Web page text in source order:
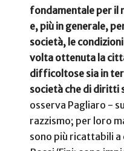
fondamentale per il
e, più in generale,
società, le
volta ottenuta la
difficoltose sia in
società che di diritti
osserva Pagliaro -
razzismo; per loro
sono più ricattabili a